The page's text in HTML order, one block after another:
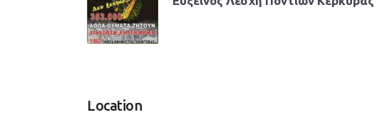
Location